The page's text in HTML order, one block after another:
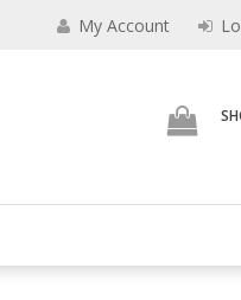
My Account